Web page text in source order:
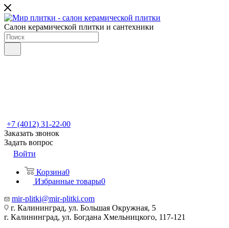
Салон керамической плитки и сантехники
+7 (4012) 31-22-00
Заказать звонок
Задать вопрос
Войти
Корзина0
Избранные товары0
mir-plitki@mir-plitki.com
г. Калининград, ул. Большая Окружная, 5
г. Калининград, ул. Богдана Хмельницкого, 117-121